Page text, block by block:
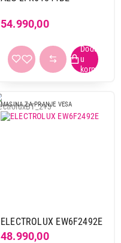
54.990,00
MASINA ZA PRANJE VESA
ELECTROLUX EW6F2492E
48.990,00